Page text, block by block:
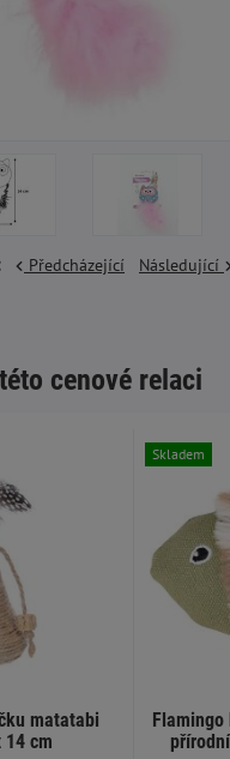
Předcházející Následující
cenové relaci
matatabi
14 cm
Skladem